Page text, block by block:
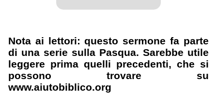
Nota ai lettori: questo sermone fa parte
di una serie sulla Pasqua. Sarebbe utile
leggere prima quelli precedenti, che si
possono trovare su
www.aiutobiblico.org